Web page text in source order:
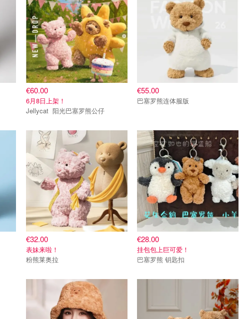
€60.00
6月8日上架！
Jellycat 阳光巴塞罗熊公仔
€55.00
巴塞罗熊连体服版
€32.00
表妹来啦！
粉熊莱奥拉
€28.00
挂包包上巨可爱！
巴塞罗熊 钥匙扣